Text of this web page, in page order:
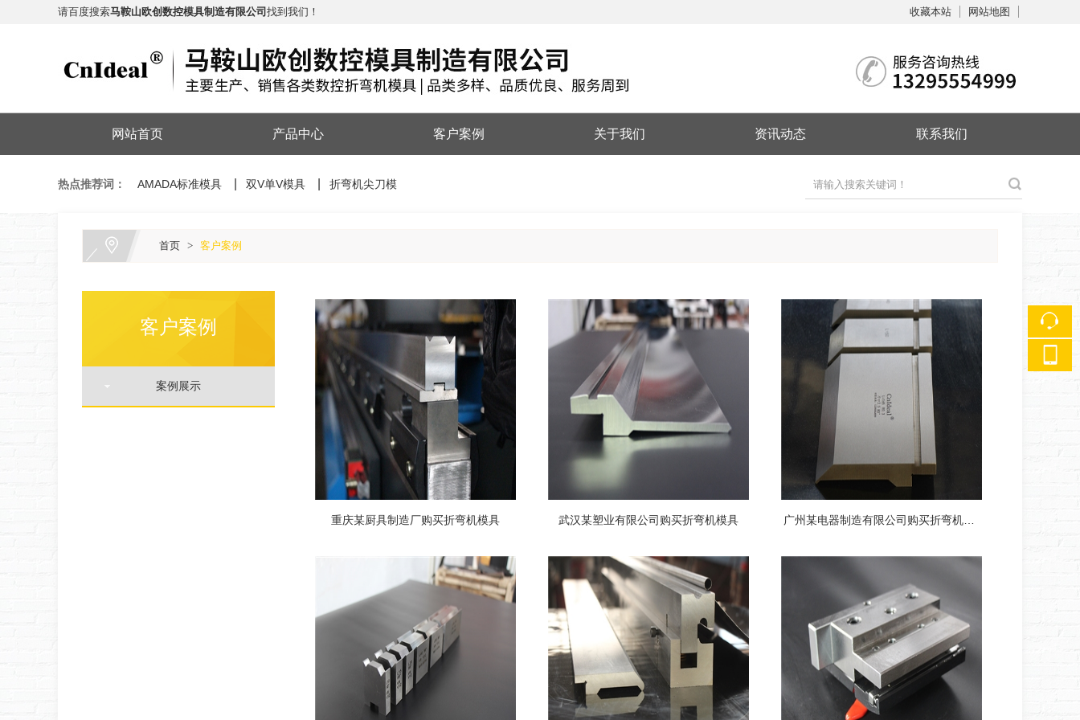
请百度搜索马鞍山欧创数控模具制造有限公司 找到我们！ 收藏本站
网站地图
网站首页 产品中心 客户案例 关于我们 资讯动态 联系我们
热点推荐词： AMADA标准模具 双V单V模具 折弯机尖刀模
首页 > 客户案例
客户案例
案例展示
重庆某厨具制造厂购买折弯机模具 武汉某塑业有限公司购买折弯机模具 广州某电器制造有限公司购买折弯机模具